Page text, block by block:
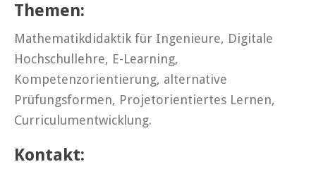
Themen:
Mathematikdidaktik für Ingenieure, Digitale
Hochschullehre, E-Learning,
Kompetenzorientierung, alternative
Prüfungsformen, Projetorientiertes Lernen,
Curriculumentwicklung.
Kontakt: